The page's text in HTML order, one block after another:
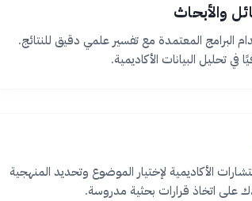
والأبحاث
البرامج المعتمدة مع تفسير علمي دقيق للنتائج.
تحليل البيانات الأكاديمية.
الأكاديمية لإختيار الموضوع وتحديد المنهجية
على اتخاذ قرارات بحثية مدروسة.